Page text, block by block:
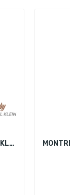
MONTRE FEMME DANIEL KLEIN DK.1.13243-1